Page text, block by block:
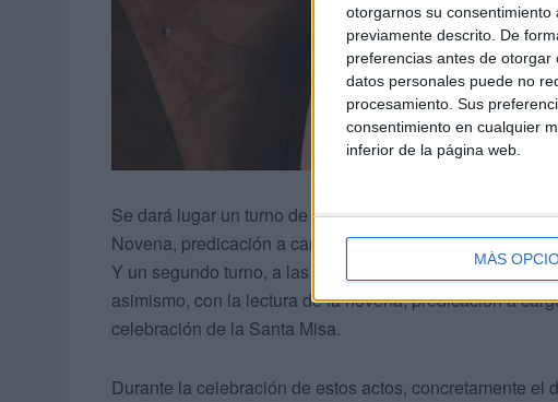
otorgarnos su
previamente descrito. De
preferencias antes de
datos personales puede no
procesamiento. Sus
consentimiento en cualquier
inferior de la página web.
MÁS
Se dará lugar un turno de mañana, a las 12 horas del
Novena, predicación a cargo de Antonio Jesús Garrido
Y un segundo turno, a las 20 horas, precedida por el
asimismo, con la lectura de la novena, predicación a
celebración de la Santa Misa.
Durante la celebración de estos actos, concretamente el